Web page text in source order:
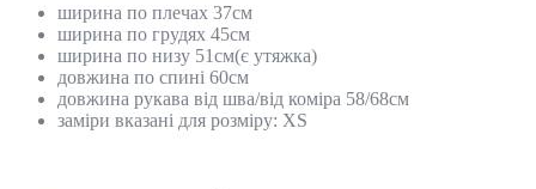
ширина по плечах 37см
ширина по грудях 45см
ширина по низу 51см(є утяжка)
довжина по спині 60см
довжина рукава від шва/від коміра 58/68см
заміри вказані для розміру: ХS